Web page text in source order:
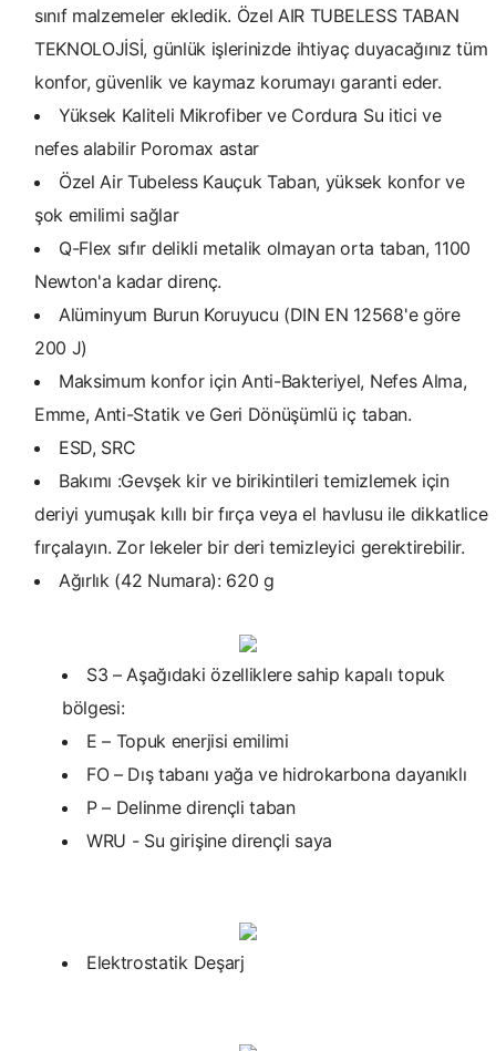
sınıf malzemeler ekledik. Özel AIR TUBELESS TABAN
TEKNOLOJİSİ, günlük işlerinizde ihtiyaç duyacağınız tüm
konfor, güvenlik ve kaymaz korumayı garanti eder.
Yüksek Kaliteli Mikrofiber ve Cordura Su itici ve
nefes alabilir Poromax astar
Özel Air Tubeless Kauçuk Taban, yüksek konfor ve
şok emilimi sağlar
Q-Flex sıfır delikli metalik olmayan orta taban, 1100
Newton'a kadar direnç.
Alüminyum Burun Koruyucu (DIN EN 12568'e göre
200 J)
Maksimum konfor için Anti-Bakteriyel, Nefes Alma,
Emme, Anti-Statik ve Geri Dönüşümlü iç taban.
ESD, SRC
Bakımı :Gevşek kir ve birikintileri temizlemek için
deriyi yumuşak kıllı bir fırça veya el havlusu ile dikkatlice
fırçalayın. Zor lekeler bir deri temizleyici gerektirebilir.
Ağırlık (42 Numara): 620 g
S3 – Aşağıdaki özelliklere sahip kapalı topuk
bölgesi:
E – Topuk enerjisi emilimi
FO – Dış tabanı yağa ve hidrokarbona dayanıklı
P – Delinme dirençli taban
WRU - Su girişine dirençli saya
Elektrostatik Deşarj